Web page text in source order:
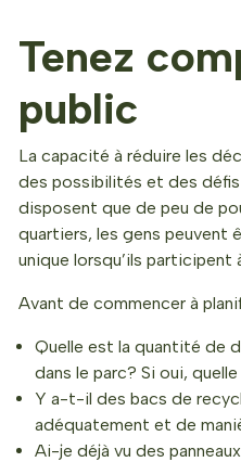
Tenez
public
La capacité à réduire les
des possibilités et des défis
disposent que de peu de
quartiers, les gens peuvent
unique lorsqu’ils participent
Avant de commencer à
Quelle est la quantité de
dans le parc? Si oui,
Y a-t-il des bacs de
adéquatement et de
Ai-je déjà vu des